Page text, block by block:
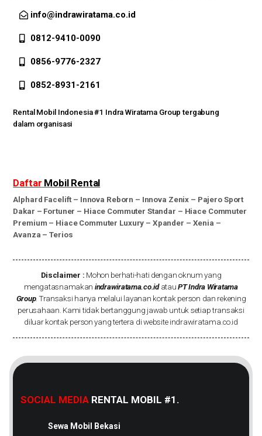
info@indrawiratama.co.id
0812-9410-0090
0856-9776-2327
0852-8931-2161
Rental Mobil Indonesia #1 Indra Wiratama Group tergabung
dalam organisasi
Daftar Mobil Rental
Alphard Facelift– Innova Reborn – Innova Zenix – Pajero Sport
Dakar – Fortuner – Hiace Commuter Standar – Hiace Commuter
Premium – Hiace Commuter Luxury – Xpander – Xenia –
Avanza –Terios
Disclaimer : Mohon berhati-hati dengan oknum yang
mengatasnamakan indrawiratama.co.idatauPT Indra Wiratama
Group. Transaksi hanya melalui layanan kontak person dan rekening
perusahaan. Kami tidak bertanggung jawab untuk setiap transaksi
diluar kontak person yang tertera di website indrawiratama.co.id
SOCIAL MEDIARENTAL MOBIL #1.
Sewa Mobil Bekasi